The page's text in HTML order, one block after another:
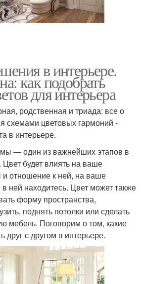
в интерьере.
как подобрать
для интерьера
родственная и триада: все о
схемами цветовых гармоний -
в интерьере.
— один из важнейших этапов в
будет влиять на ваше
и отношение к ней, на ваше
ней находитесь. Цвет может также
форму пространства,
поднять потолки или сделать
мебель. Поговорим о том, какие
друг с другом в интерьере.